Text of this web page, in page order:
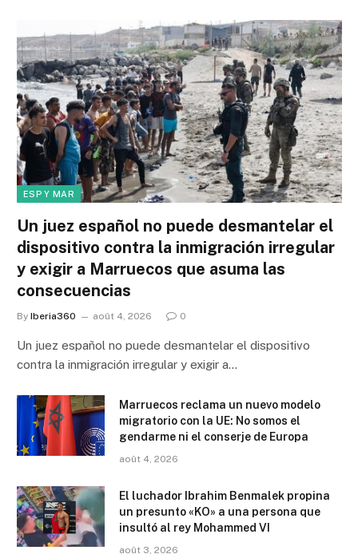
ESP Y MAR
Un juez español no puede desmantelar el
dispositivo contra la inmigración irregular
y exigir a Marruecos que asuma las
consecuencias
By Iberia360 août 4, 2026 0
Un juez español no puede desmantelar el dispositivo
contra la inmigración irregular y exigir a…
Marruecos reclama un nuevo modelo
migratorio con la UE: No somos el
gendarme ni el conserje de Europa
août 4, 2026
El luchador Ibrahim Benmalek propina
un presunto «KO» a una persona que
insultó al rey Mohammed VI
août 3, 2026